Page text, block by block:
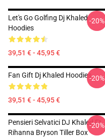
Let's Go Golfing Dj Khaled
Hoodies
39,51 € - 45,95 €
-20%
Fan Gift Dj Khaled Hoodies
39,51 € - 45,95 €
-20%
Pensieri Selvatici DJ Khaled Ft
Rihanna Bryson Tiller Box
-20%